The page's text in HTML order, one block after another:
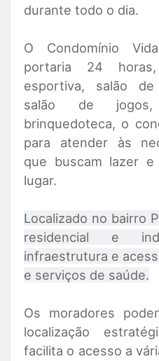
durante todo o dia.
O Condomínio
portaria 24 horas,
esportiva, salão
salão de jogos,
brinquedoteca, o
para atender às
que buscam lazer
lugar.
Localizado no bairro
residencial e
infraestrutura e
e serviços de saúde.
Os moradores
localização
facilita o acesso a